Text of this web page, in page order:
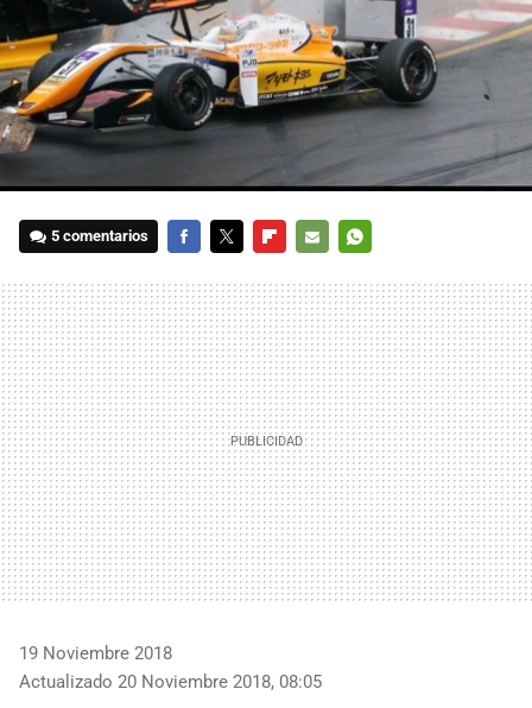
5 comentarios
MAIL
19 Noviembre 2018
Actualizado 20 Noviembre 2018, 08:05